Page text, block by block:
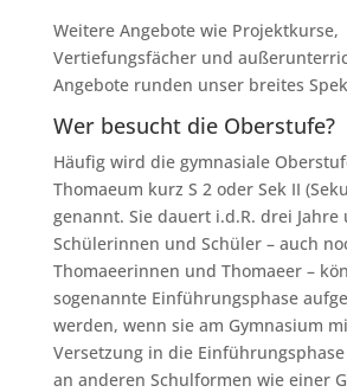
Weitere Angebote wie Projektkurse,
Vertiefungsfächer und
Angebote runden unser breites
Wer besucht die Oberstufe?
Häufig wird die gymnasiale
Thomaeum kurz S 2 oder Sek II
genannt. Sie dauert i.d.R. drei Jahre
Schülerinnen und Schüler – auch
Thomaeerinnen und Thomaeer –
sogenannte Einführungsphase
werden, wenn sie am Gymnasium
Versetzung in die
an anderen Schulformen wie einer